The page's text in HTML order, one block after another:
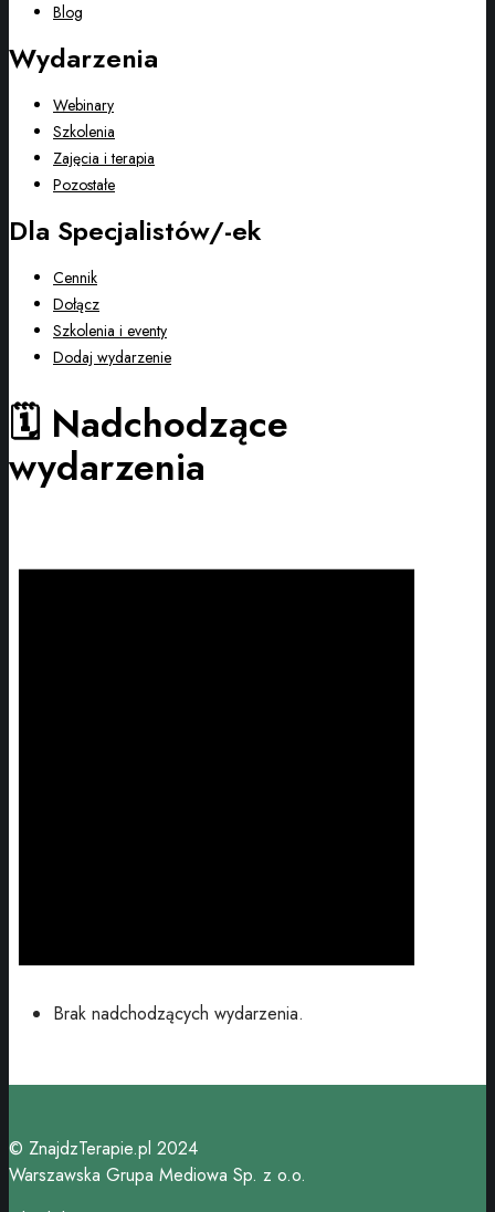
Blog
Wydarzenia
Webinary
Szkolenia
Zajęcia i terapia
Pozostałe
Dla Specjalistów/-ek
Cennik
Dołącz
Szkolenia i eventy
Dodaj wydarzenie
🗓️ Nadchodzące
wydarzenia
Brak nadchodzących wydarzenia.
© ZnajdzTerapie.pl 2024
Warszawska Grupa Mediowa Sp. z o.o.